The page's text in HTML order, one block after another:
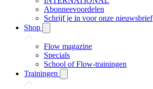
Abonneevoordelen
Schrijf je in voor onze nieuwsbrief
Shop
Flow magazine
Specials
School of Flow-trainingen
Trainingen